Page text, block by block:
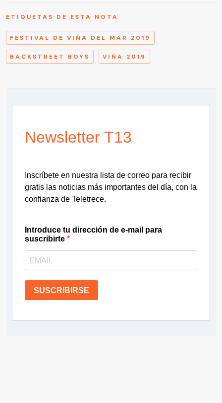
ETIQUETAS DE ESTA NOTA
FESTIVAL DE VIÑA DEL MAR 2019
BACKSTREET BOYS VIÑA 2019
Newsletter T13
Inscríbete en nuestra lista de correo para recibir
gratis las noticias más importantes del día, con la
confianza de Teletrece.
Introduce tu dirección de e-mail para
suscribirte
SUSCRIBIRSE